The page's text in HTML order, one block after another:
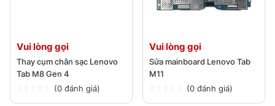
Vui lòng gọi
Thay cụm chân sạc Lenovo
Tab M8 Gen 4
(0 đánh giá)
Vui lòng gọi
Sửa mainboard Lenovo Tab
M11
(0 đánh giá)